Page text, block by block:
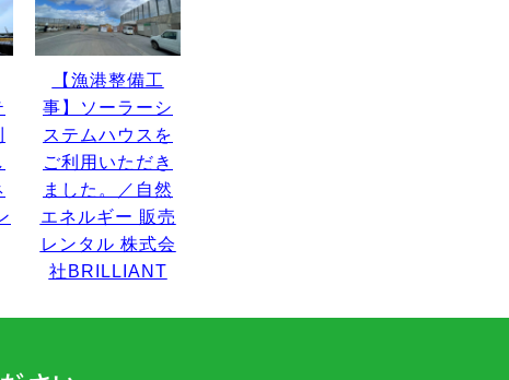
【漁港整備工
事】ソーラーシ
ステムハウスを
ご利用いただき
ました。／自然
エネルギー 販売
レンタル 株式会
社BRILLIANT